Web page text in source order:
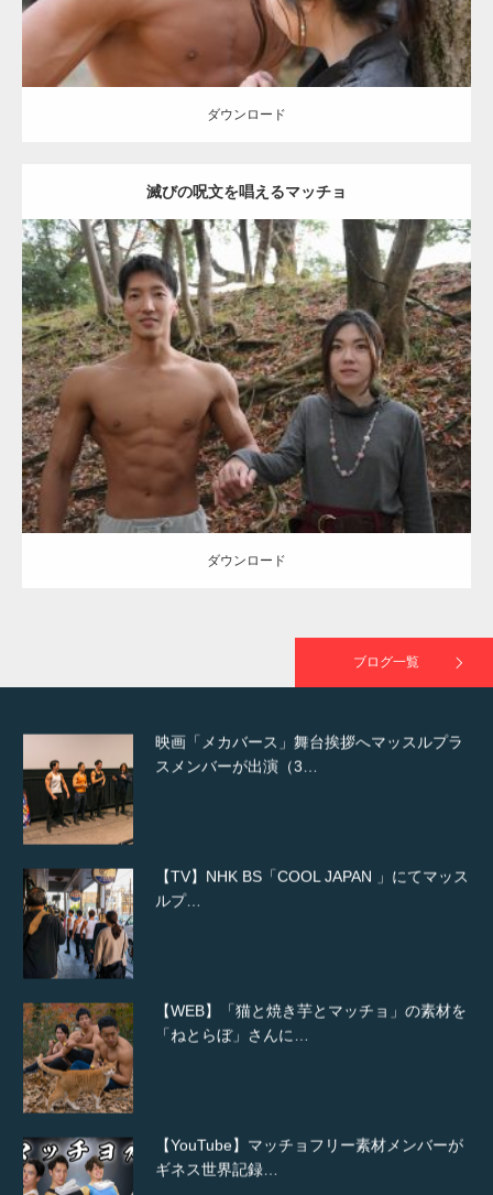
ダウンロード
滅びの呪文を唱えるマッチョ
Update:2021.07.8
Category:公園のマッチョ その他 AKIHITO(細マッチョ) 大胸筋 腹筋
ダウンロード
ダウンロード
ブログ一覧
【YouTube】マッチョフリー素材メンバーが
ギネス世界記録…
【TV】TBS番組「ひるおび」にてマッスルプ
ラスが紹介されま…
TOKYO FMラジオ番組「ONE MORNING」
で紹介さ…
NHK「所さん！事件ですよ」に取材されまし
た（6/8放送）
映画「メカバース」舞台挨拶へマッスルプラ
スメンバーが出演（3…
【TV】NHK BS「COOL JAPAN 」にてマッス
ルプ…
【WEB】「猫と焼き芋とマッチョ」の素材を
「ねとらぼ」さんに…
【YouTube】マッチョフリー素材メンバーが
ギネス世界記録…